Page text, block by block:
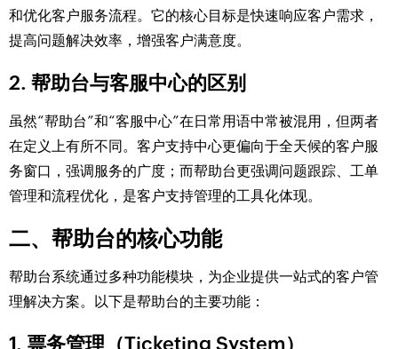
和优化客户服务流程。它的核心目标是快速响应客户需求，
提高问题解决效率，增强客户满意度。
2. 帮助台与客服中心的区别
虽然“帮助台”和“客服中心”在日常用语中常被混用，但两者
在定义上有所不同。客户支持中心更偏向于全天候的客户服
务窗口，强调服务的广度；而帮助台更强调问题跟踪、工单
管理和流程优化，是客户支持管理的工具化体现。
二、帮助台的核心功能
帮助台系统通过多种功能模块，为企业提供一站式的客户管
理解决方案。以下是帮助台的主要功能：
1. 票务管理（Ticketing System）